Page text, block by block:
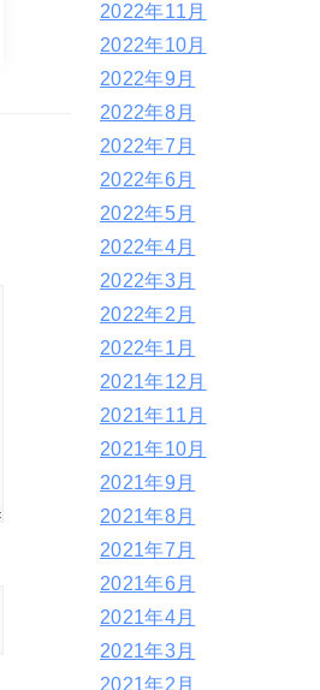
2022年11月
2022年10月
2022年9月
2022年8月
2022年7月
2022年6月
2022年5月
2022年4月
2022年3月
2022年2月
2022年1月
2021年12月
2021年11月
2021年10月
2021年9月
2021年8月
2021年7月
2021年6月
2021年4月
2021年3月
2021年2月